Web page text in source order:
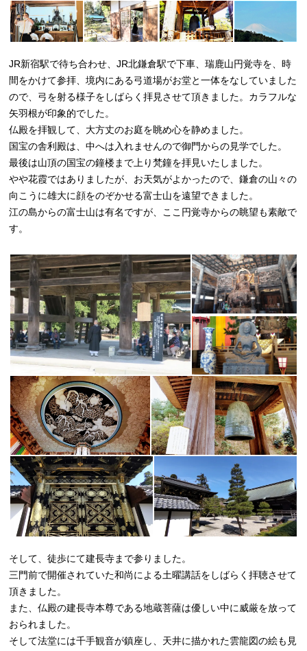
JR新宿駅で待ち合わせ、JR北鎌倉駅で下車、瑞鹿山円覚寺を、時
間をかけて参拝、境内にある弓道場がお堂と一体をなしていました
ので、弓を射る様子をしばらく拝見させて頂きました。カラフルな
矢羽根が印象的でした。
仏殿を拝観して、大方丈のお庭を眺め心を静めました。
国宝の舎利殿は、中へは入れませんので御門からの見学でした。
最後は山頂の国宝の鐘楼まで上り梵鐘を拝見いたしました。
やや花霞ではありましたが、お天気がよかったので、鎌倉の山々の
向こうに雄大に顔をのぞかせる富士山を遠望できました。
江の島からの富士山は有名ですが、ここ円覚寺からの眺望も素敵で
す。
そして、徒歩にて建長寺まで参りました。
三門前で開催されていた和尚による土曜講話をしばらく拝聴させて
頂きました。
また、仏殿の建長寺本尊である地蔵菩薩は優しい中に威厳を放って
おられました。
そして法堂には千手観音が鎮座し、天井に描かれた雲龍図の絵も見